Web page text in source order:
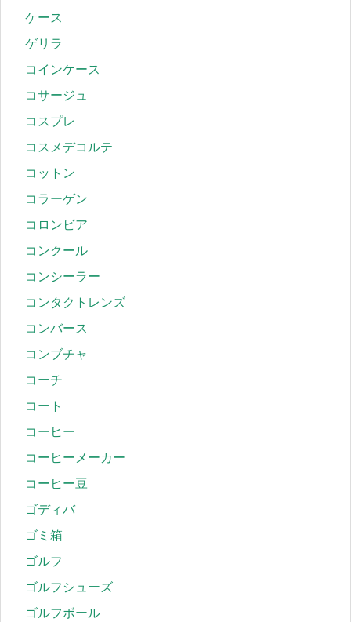
ケース
ゲリラ
コインケース
コサージュ
コスプレ
コスメデコルテ
コットン
コラーゲン
コロンビア
コンクール
コンシーラー
コンタクトレンズ
コンバース
コンブチャ
コーチ
コート
コーヒー
コーヒーメーカー
コーヒー豆
ゴディバ
ゴミ箱
ゴルフ
ゴルフシューズ
ゴルフボール